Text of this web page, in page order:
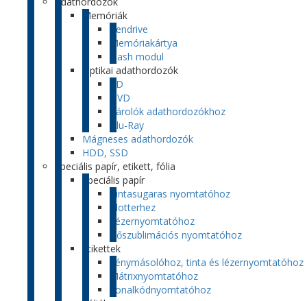
Memóriák
Pendrive
Memóriakártya
Flash modul
Optikai adathordozók
CD
DVD
Tárolók adathordozókhoz
Blu-Ray
Mágneses adathordozók
HDD, SSD
Speciális papír, etikett, fólia
Speciális papír
Tintasugaras nyomtatóhoz
Plotterhez
Lézernyomtatóhoz
Hőszublimációs nyomtatóhoz
Etikettek
Fénymásolóhoz, tinta és lézernyomtatóhoz
Mátrixnyomtatóhoz
Vonalkódnyomtatóhoz